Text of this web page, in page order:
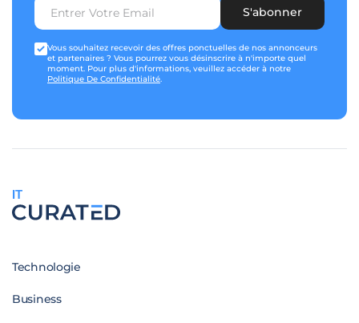
S'abonner
Vous souhaitez recevoir des offres ponctuelles de nos annonceurs
et partenaires ? Vous pourrez vous désinscrire à n'importe quel
moment. Pour plus d'informations, veuillez accéder à notre
Politique De Confidentialité.
IT
Technologie
Business